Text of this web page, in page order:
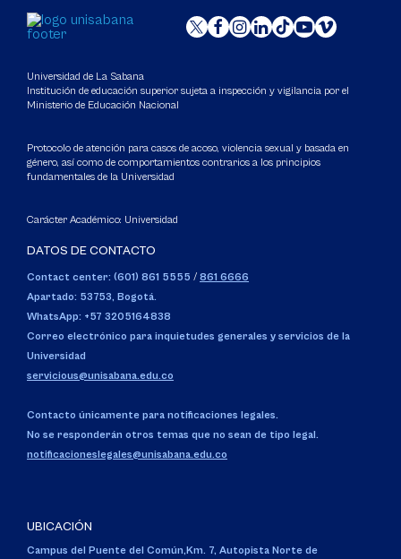
Universidad de La Sabana
Institución de educación superior sujeta a inspección y vigilancia por el
Ministerio de Educación Nacional
Protocolo de atención para casos de acoso, violencia sexual y basada en
género, así como de comportamientos contrarios a los principios
fundamentales de la Universidad
Carácter Académico: Universidad
DATOS DE CONTACTO
Contact center: (601) 861 5555 / 861 6666
Apartado: 53753, Bogotá.
WhatsApp: +57 3205164838
Correo electrónico para inquietudes generales y servicios de la
Universidad
servicious@unisabana.edu.co
Contacto únicamente para notificaciones legales.
No se responderán otros temas que no sean de tipo legal.
notificacioneslegales@unisabana.edu.co
UBICACIÓN
Campus del Puente del Común,Km. 7, Autopista Norte de